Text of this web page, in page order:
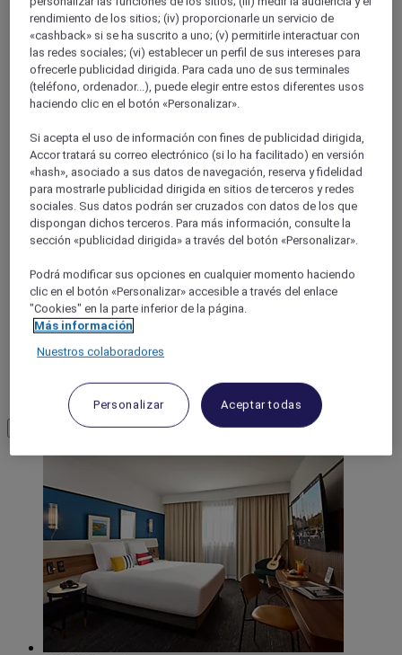
MANCHE
CALVADOS
ORNE
See more items
rendimiento de los sitios; (iv) proporcionarle un servicio de
«cashback» si se ha suscrito a uno; (v) permitirle interactuar con
las redes sociales; (vi) establecer un perfil de sus intereses para
ofrecerle publicidad dirigida. Para cada uno de sus terminales
(teléfono, ordenador...), puede elegir entre estos diferentes usos
haciendo clic en el botón «Personalizar».
Si acepta el uso de información con fines de publicidad dirigida,
Accor tratará su correo electrónico (si lo ha facilitado) en versión
«hash», asociado a sus datos de navegación, reserva y fidelidad
para mostrarle publicidad dirigida en sitios de terceros y redes
sociales. Sus datos podrán ser cruzados con datos de los que
dispongan dichos terceros. Para más información, consulte la
sección «publicidad dirigida» a través del botón «Personalizar».
Podrá modificar sus opciones en cualquier momento haciendo
clic en el botón «Personalizar» accesible a través del enlace
"Cookies" en la parte inferior de la página.
Más información
Nuestros colaboradores
Personalizar Aceptar todas